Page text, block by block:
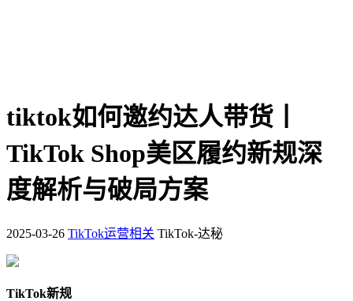
tiktok如何邀约达人带货丨
TikTok Shop美区履约新规深
度解析与破局方案
2025-03-26 TikTok运营相关 TikTok-达秘
TikTok新规